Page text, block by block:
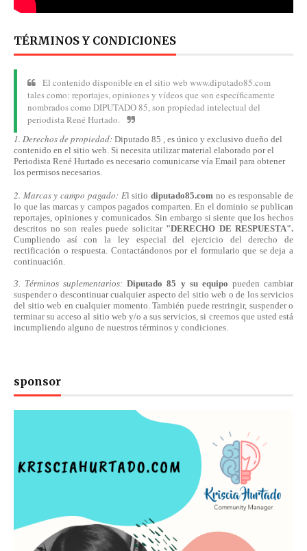
TÉRMINOS Y CONDICIONES
El contenido disponible en el sitio web www.diputado85.com
tales como: reportajes, opiniones y vídeos que son específicamente
nombrados como DIPUTADO 85, son propiedad intelectual del
periodista René Hurtado.
1. Derechos de propiedad: Diputado 85 , es único y exclusivo dueño del
contenido en el sitio web. Si necesita utilizar material elaborado por el
Periodista René Hurtado es necesario comunicarse vía Email para obtener
los permisos necesarios.
2. Marcas y campo pagado: El sitiodiputado85.com no es responsable de
lo que las marcas y campos pagados comparten. En el dominio se publican
reportajes, opiniones y comunicados. Sin embargo si siente que los hechos
descritos no son reales puede solicitar "DERECHO DE RESPUESTA".
Cumpliendo asícon la ley especial del ejercicio del derecho de
rectificación o respuesta. Contactándonospor el formulario que se deja a
continuación.
3. Términos suplementarios:Diputado 85 y su equipo pueden cambiar
suspender o descontinuar cualquier aspecto del sitio web o de los servicios
del sitio web en cualquier momento. También puede restringir, suspender o
terminar su acceso al sitio web y/o a sus servicios, si creemos que usted está
incumpliendo alguno de nuestros términos y condiciones.
sponsor